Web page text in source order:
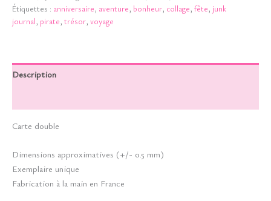
vie
est
belle
Étiquettes : anniversaire, aventure, bonheur, collage, fête, junk
journal, pirate, trésor, voyage
Description
Carte double
Dimensions approximatives (+/- 0.5 mm)
Exemplaire unique
Fabrication à la main en France